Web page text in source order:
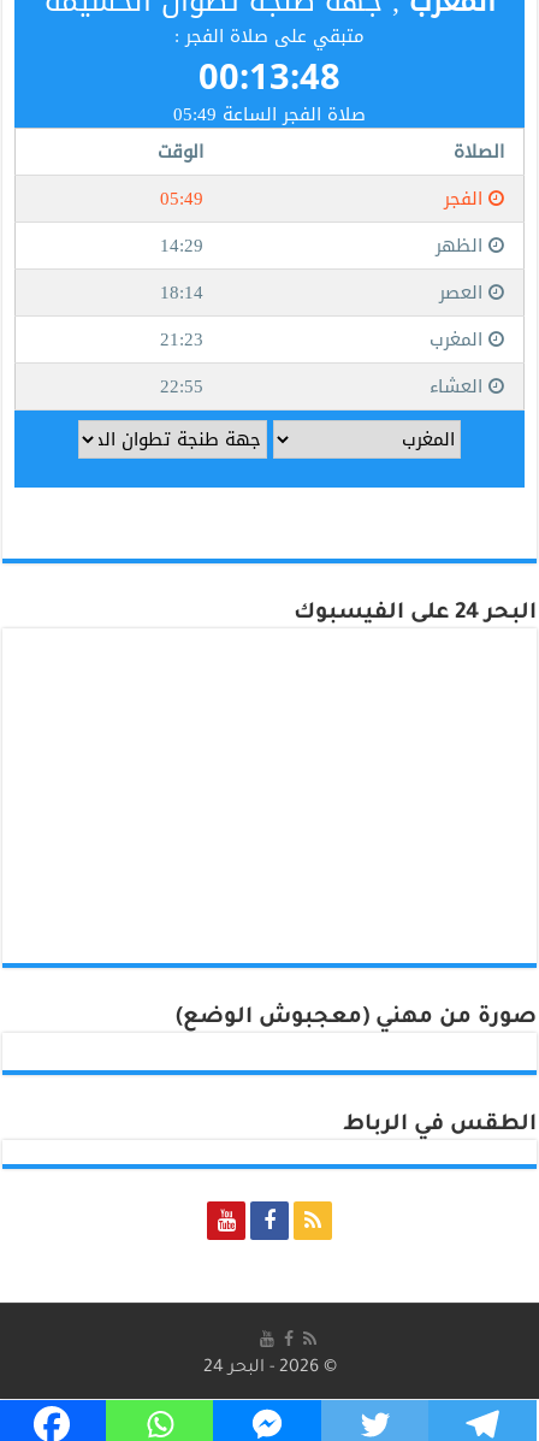
البحر 24 على الفيسبوك
صورة من مهني (معجبوش الوضع)
الطقس في الرباط
Rabat, Morocco
© 2026 - البحر 24